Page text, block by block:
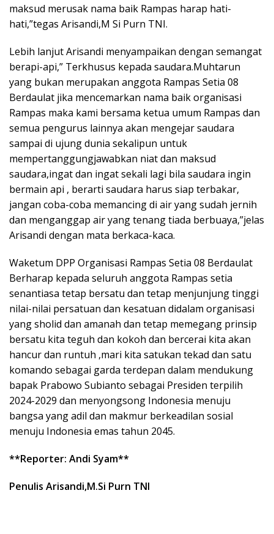
maksud merusak nama baik Rampas harap hati-
hati,”tegas Arisandi,M Si Purn TNI.
Lebih lanjut Arisandi menyampaikan dengan semangat
berapi-api,” Terkhusus kepada saudara.Muhtarun
yang bukan merupakan anggota Rampas Setia 08
Berdaulat jika mencemarkan nama baik organisasi
Rampas maka kami bersama ketua umum Rampas dan
semua pengurus lainnya akan mengejar saudara
sampai di ujung dunia sekalipun untuk
mempertanggungjawabkan niat dan maksud
saudara,ingat dan ingat sekali lagi bila saudara ingin
bermain api , berarti saudara harus siap terbakar,
jangan coba-coba memancing di air yang sudah jernih
dan menganggap air yang tenang tiada berbuaya,”jelas
Arisandi dengan mata berkaca-kaca.
Waketum DPP Organisasi Rampas Setia 08 Berdaulat
Berharap kepada seluruh anggota Rampas setia
senantiasa tetap bersatu dan tetap menjunjung tinggi
nilai-nilai persatuan dan kesatuan didalam organisasi
yang sholid dan amanah dan tetap memegang prinsip
bersatu kita teguh dan kokoh dan bercerai kita akan
hancur dan runtuh ,mari kita satukan tekad dan satu
komando sebagai garda terdepan dalam mendukung
bapak Prabowo Subianto sebagai Presiden terpilih
2024-2029 dan menyongsong Indonesia menuju
bangsa yang adil dan makmur berkeadilan sosial
menuju Indonesia emas tahun 2045.
**Reporter: Andi Syam**
Penulis Arisandi,M.Si Purn TNI